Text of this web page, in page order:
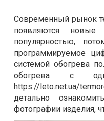
Современный рынок
появляются новые
популярностью,
программируемое
системой обогрева
обогрева с
https://leto.net.ua/
детально
фотографии изделия,